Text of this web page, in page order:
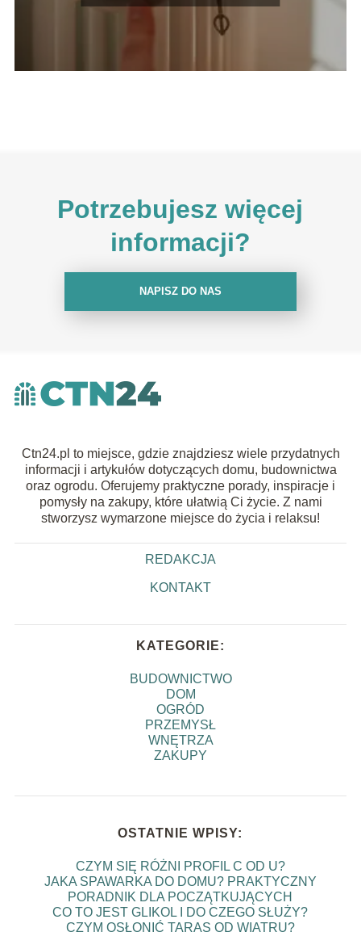
Potrzebujesz więcej
informacji?
NAPISZ DO NAS
Ctn24.pl to miejsce, gdzie znajdziesz wiele przydatnych
informacji i artykułów dotyczących domu, budownictwa
oraz ogrodu. Oferujemy praktyczne porady, inspiracje i
pomysły na zakupy, które ułatwią Ci życie. Z nami
stworzysz wymarzone miejsce do życia i relaksu!
REDAKCJA
KONTAKT
KATEGORIE:
BUDOWNICTWO
DOM
OGRÓD
PRZEMYSŁ
WNĘTRZA
ZAKUPY
OSTATNIE WPISY:
CZYM SIĘ RÓŻNI PROFIL C OD U?
JAKA SPAWARKA DO DOMU? PRAKTYCZNY
PORADNIK DLA POCZĄTKUJĄCYCH
CO TO JEST GLIKOL I DO CZEGO SŁUŻY?
CZYM OSŁONIĆ TARAS OD WIATRU?